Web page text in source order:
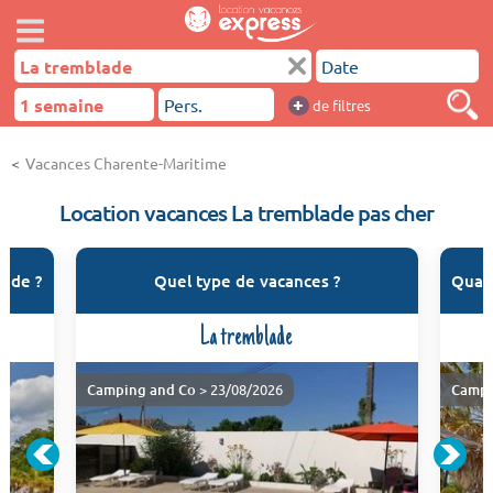
+ de filtres
Vacances Charente-Maritime
Location vacances La tremblade pas cher
? Quel type de vacances ?
La tremblade
Camping and Co > 23/08/2026